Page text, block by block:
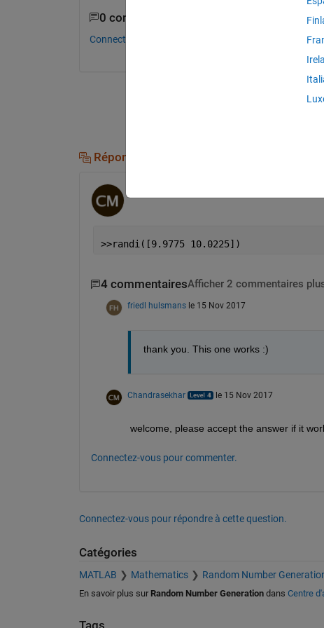
0 commentaires
Connectez-vous pour commenter.
Réponses (1)
>>randi([9.9775 10.0225])
4 commentairesAfficher 2 commentaires
friedl hulsmans le 15 Nov 2017
thank you. This one works :)
Chandrasekhar le 15 Nov 2017
welcome, please accept the answer if it
Connectez-vous pour commenter.
Connectez-vous pour répondre à cette question.
Catégories
MATLAB Mathematics Random Number
En savoir plus sur Random Number Generationdans Centre